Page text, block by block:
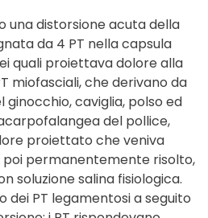
una distorsione acuta della
da 4 PT nella capsula
quali proiettava dolore alla
miofasciali, che derivano da
caviglia, polso ed
del pollice,
proiettato che veniva
permanentemente risolto,
soluzione salina fisiologica.
dei PT legamentosi a seguito